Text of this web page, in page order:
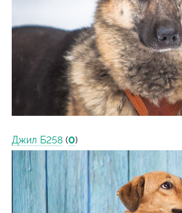
Джил Б258 (0)